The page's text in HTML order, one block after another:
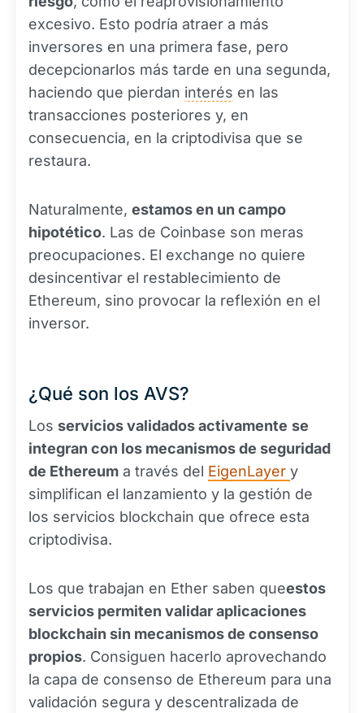
excesivo. Esto podría atraer a más
inversores en una primera fase, pero
decepcionarlos más tarde en una segunda,
haciendo que pierdan interés en las
transacciones posteriores y, en
consecuencia, en la criptodivisa que se
restaura.
Naturalmente, estamos en un campo
hipotético. Las de Coinbase son meras
preocupaciones. El exchange no quiere
desincentivar el restablecimiento de
Ethereum, sino provocar la reflexión en el
inversor.
¿Qué son los AVS?
Los servicios validados activamente se
integran con los mecanismos de seguridad
de Ethereum a través del EigenLayer y
simplifican el lanzamiento y la gestión de
los servicios blockchain que ofrece esta
criptodivisa.
Los que trabajan en Ether saben queestos
servicios permiten validar aplicaciones
blockchain sin mecanismos de consenso
propios. Consiguen hacerlo aprovechando
la capa de consenso de Ethereum para una
validación segura y descentralizada de